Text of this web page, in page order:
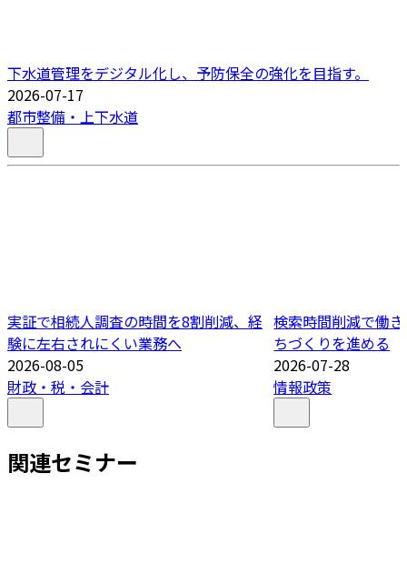
下水道管理をデジタル化し、予防保全の強化を目指す。
2026-07-17
都市整備・上下水道
実証で相続人調査の時間を8割削減、経
験に左右されにくい業務へ
2026-08-05
財政・税・会計
検索時間削減で働
ちづくりを進める
2026-07-28
情報政策
関連セミナー